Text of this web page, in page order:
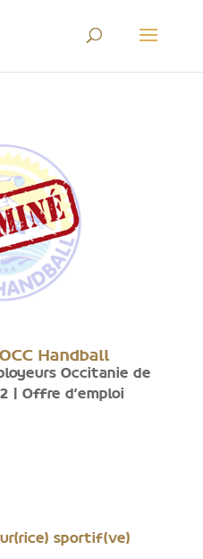
Handball
Occitanie de
Offre d'emploi
sportif(ve)